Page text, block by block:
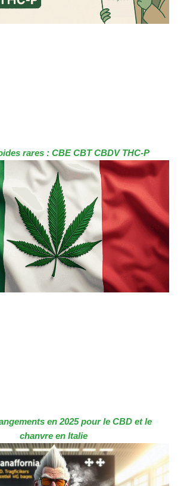
rares : CBE CBT CBDV THC-P
en 2025 pour le CBD et le
chanvre en Italie